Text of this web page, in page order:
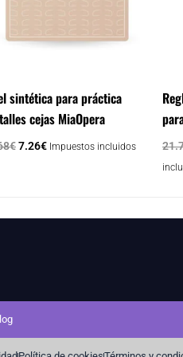
sintética para práctica
cejas MiaOpera
€7.26€ Impuestos incluidos